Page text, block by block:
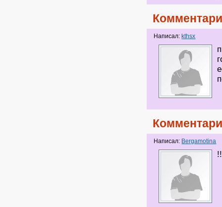
Написал: kthsx
Написал: Bergamotina